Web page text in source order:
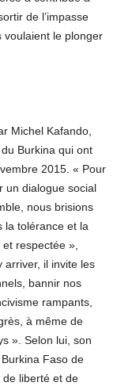
de l’impasse
voulaient le plonger
Michel Kafando,
Burkina qui ont
2015. « Pour
un dialogue social
nous brisions
la tolérance et la
respectée »,
arriver, il invite les
bannir nos
rampants,
à même de
». Selon lui, son
Faso de
liberté et de